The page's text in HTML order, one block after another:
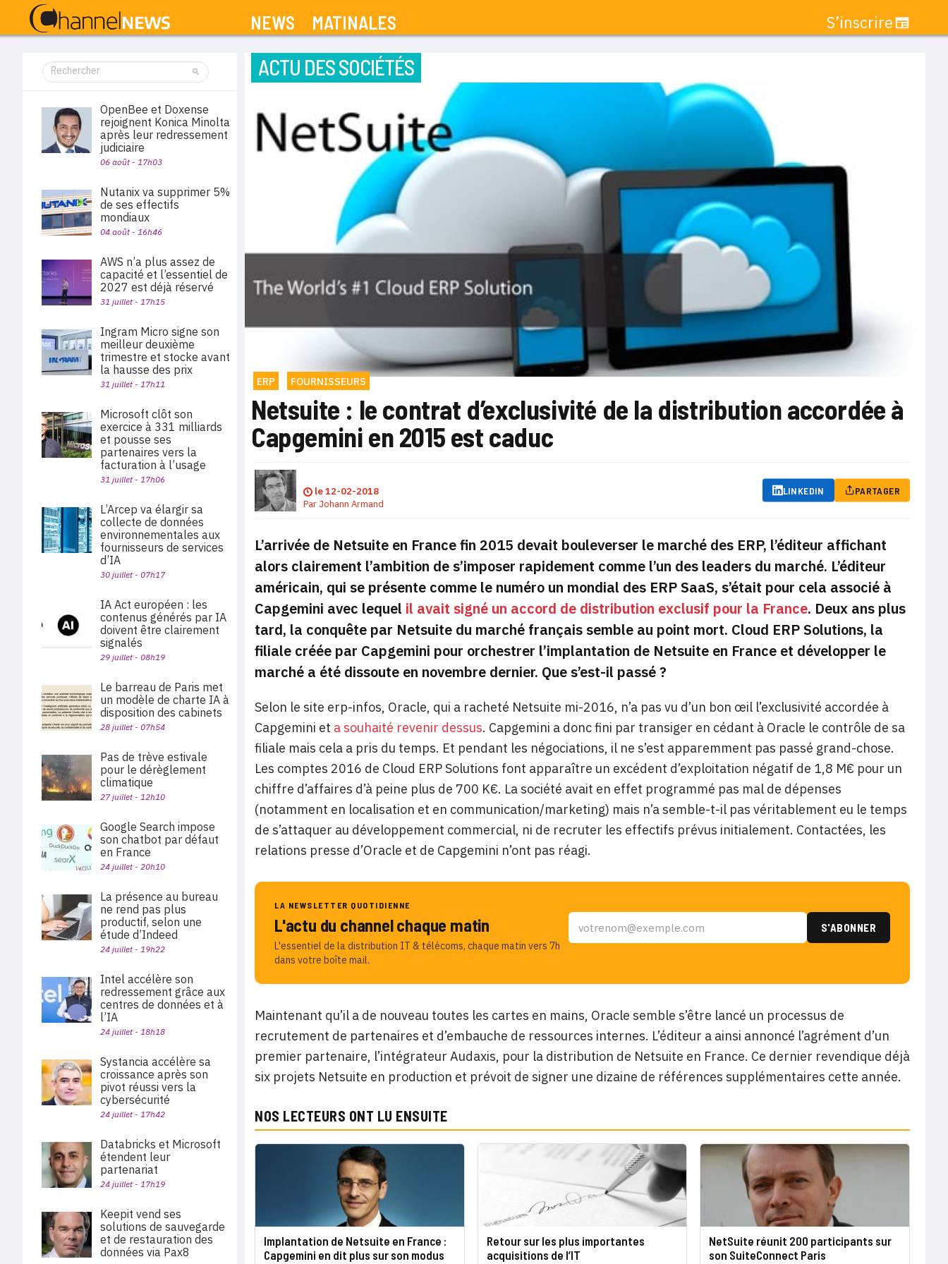
NEWS MATINALES S’inscrire
ACTU DES SOCIÉTÉS
ERP FOURNISSEURS
Netsuite : le contrat d’exclusivité de la distribution accordée à
Capgemini en 2015 est caduc
le12-02-2018
Par Johann Armand
LINKEDIN PARTAGER
L’arrivée de Netsuite en France fin 2015 devait bouleverser le marché des ERP, l’éditeur affichant
alors clairement l’ambition de s’imposer rapidement comme l’un des leaders du marché. L’éditeur
américain, qui se présente comme le numéro un mondial des ERP SaaS, s’était pour cela associé à
Capgemini avec lequel il avait signé un accord de distribution exclusif pour la France. Deux ans plus
tard, la conquête par Netsuite du marché français semble au point mort. Cloud ERP Solutions, la
filiale créée par Capgemini pour orchestrer l’implantation de Netsuite en France et développer le
marché a été dissoute en novembre dernier. Que s’est-il passé ?
Selon le site erp-infos, Oracle, qui a racheté Netsuite mi-2016, n’a pas vu d’un bon œil l’exclusivité accordée à
Capgemini et a souhaité revenir dessus. Capgemini a donc fini par transiger en cédant à Oracle le contrôle de sa
filiale mais cela a pris du temps. Et pendant les négociations, il ne s’est apparemment pas passé grand-chose.
Les comptes 2016 de Cloud ERP Solutions font apparaître un excédent d’exploitation négatif de 1,8 M€ pour un
chiffre d’affaires d’à peine plus de 700 K€. La société avait en effet programmé pas mal de dépenses
(notamment en localisation et en communication/marketing) mais n’a semble-t-il pas véritablement eu le temps
de s’attaquer au développement commercial, ni de recruter les effectifs prévus initialement. Contactées, les
relations presse d’Oracle et de Capgemini n’ont pas réagi.
LA NEWSLETTER QUOTIDIENNE
L'actu du channel chaque matin
L'essentiel de la distribution IT & télécoms, chaque matin vers 7h
dans votre boîte mail.
Maintenant qu’il a de nouveau toutes les cartes en mains, Oracle semble s’être lancé un processus de
recrutement de partenaires et d’embauche de ressources internes. L’éditeur a ainsi annoncé l’agrément d’un
premier partenaire, l’intégrateur Audaxis, pour la distribution de Netsuite en France. Ce dernier revendique déjà
six projets Netsuite en production et prévoit de signer une dizaine de références supplémentaires cette année.
NOS LECTEURS ONT LU ENSUITE
Implantation de Netsuite en France :
Capgemini en dit plus sur son modus
Retour sur les plus importantes
acquisitions de l’IT
NetSuite réunit 200 participants sur
son SuiteConnect Paris
OpenBee et Doxense
rejoignent Konica Minolta
après leur redressement
judiciaire
06 août - 17h03
Nutanix va supprimer 5%
de ses effectifs
mondiaux
04 août - 16h46
AWS n’a plus assez de
capacité et l’essentiel de
2027 est déjà réservé
31 juillet - 17h15
Ingram Micro signe son
meilleur deuxième
trimestre et stocke avant
la hausse des prix
31 juillet - 17h11
Microsoft clôt son
exercice à 331 milliards
et pousse ses
partenaires vers la
facturation à l’usage
31 juillet - 17h06
L’Arcep va élargir sa
collecte de données
environnementales aux
fournisseurs de services
d’IA
30 juillet - 07h17
IA Act européen : les
contenus générés par IA
doivent être clairement
signalés
29 juillet - 08h19
Le barreau de Paris met
un modèle de charte IA à
disposition des cabinets
28 juillet - 07h54
Pas de trève estivale
pour le dérèglement
climatique
27 juillet - 12h10
Google Search impose
son chatbot par défaut
en France
24 juillet - 20h10
La présence au bureau
ne rend pas plus
productif, selon une
étude d’Indeed
24 juillet - 19h22
Intel accélère son
redressement grâce aux
centres de données et à
l’IA
24 juillet - 18h18
Systancia accélère sa
croissance après son
pivot réussi vers la
cybersécurité
24 juillet - 17h42
Databricks et Microsoft
étendent leur
partenariat
24 juillet - 17h19
Keepit vend ses
solutions de sauvegarde
et de restauration des
données via Pax8